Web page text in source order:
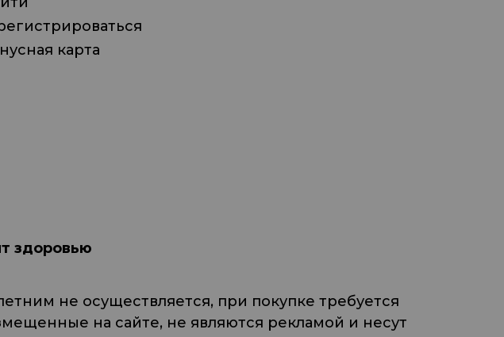
карта
здоровью
не осуществляется, при покупке требуется
на сайте, не являются рекламой и несут